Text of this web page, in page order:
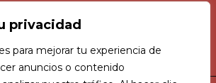
privacidad
para mejorar tu experiencia de
anuncios o contenido